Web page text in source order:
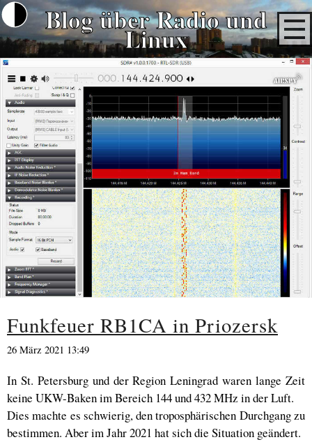
Blog über Radio und
Linux
Funkfeuer RB1CA in Priozersk
26 März 2021 13:49
In St. Petersburg und der Region Leningrad waren lange Zeit
keine UKW-Baken im Bereich 144 und 432 MHz in der Luft.
Dies machte es schwierig, den troposphärischen Durchgang zu
bestimmen. Aber im Jahr 2021 hat sich die Situation geändert.